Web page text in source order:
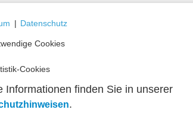
| Datenschutz
Cookies
Cookies
Informationen finden Sie in unserer
.